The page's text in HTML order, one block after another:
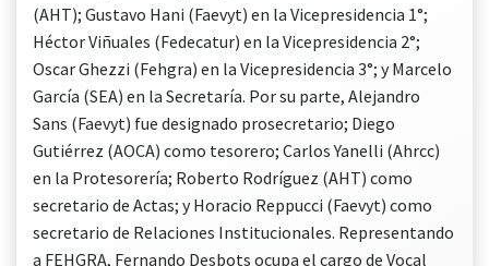
(AHT); Gustavo Hani (Faevyt) en la Vicepresidencia 1°;
Héctor Viñuales (Fedecatur) en la Vicepresidencia 2°;
Oscar Ghezzi (Fehgra) en la Vicepresidencia 3°; y Marcelo
García (SEA) en la Secretaría. Por su parte, Alejandro
Sans (Faevyt) fue designado prosecretario; Diego
Gutiérrez (AOCA) como tesorero; Carlos Yanelli (Ahrcc)
en la Protesorería; Roberto Rodríguez (AHT) como
secretario de Actas; y Horacio Reppucci (Faevyt) como
secretario de Relaciones Institucionales. Representando
a FEHGRA, Fernando Desbots ocupa el cargo de Vocal